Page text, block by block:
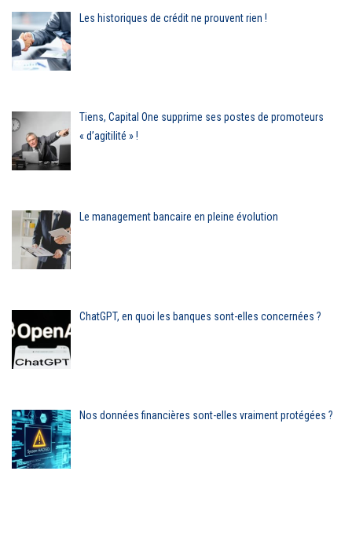
Les historiques de crédit ne prouvent rien !
Tiens, Capital One supprime ses postes de promoteurs
« d’agitilité » !
Le management bancaire en pleine évolution
ChatGPT, en quoi les banques sont-elles concernées ?
Nos données financières sont-elles vraiment protégées ?